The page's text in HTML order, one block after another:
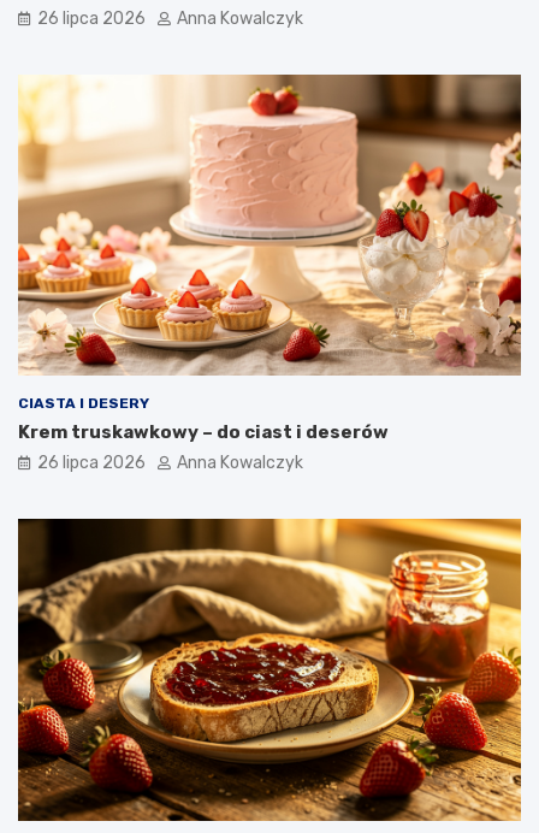
26 lipca 2026 Anna Kowalczyk
CIASTA I DESERY
Krem truskawkowy – do ciast i deserów
26 lipca 2026 Anna Kowalczyk